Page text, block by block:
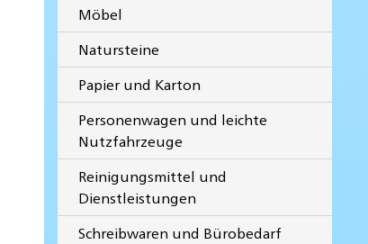
Möbel
Natursteine
Papier und Karton
Personenwagen und leichte
Nutzfahrzeuge
Reinigungsmittel und
Dienstleistungen
Schreibwaren und Bürobedarf